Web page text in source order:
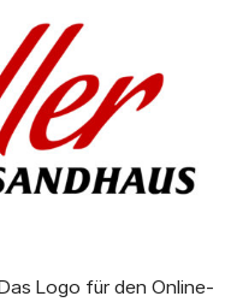
Logo für den Online-